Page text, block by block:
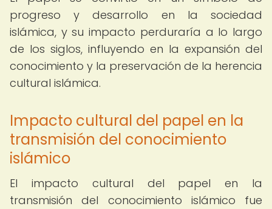
progreso y desarrollo en la sociedad
islámica, y su impacto perduraría a lo largo
de los siglos, influyendo en la expansión del
conocimiento y la preservación de la herencia
cultural islámica.
Impacto cultural del papel en la
transmisión del conocimiento
islámico
El impacto cultural del papel en la
transmisión del conocimiento islámico fue